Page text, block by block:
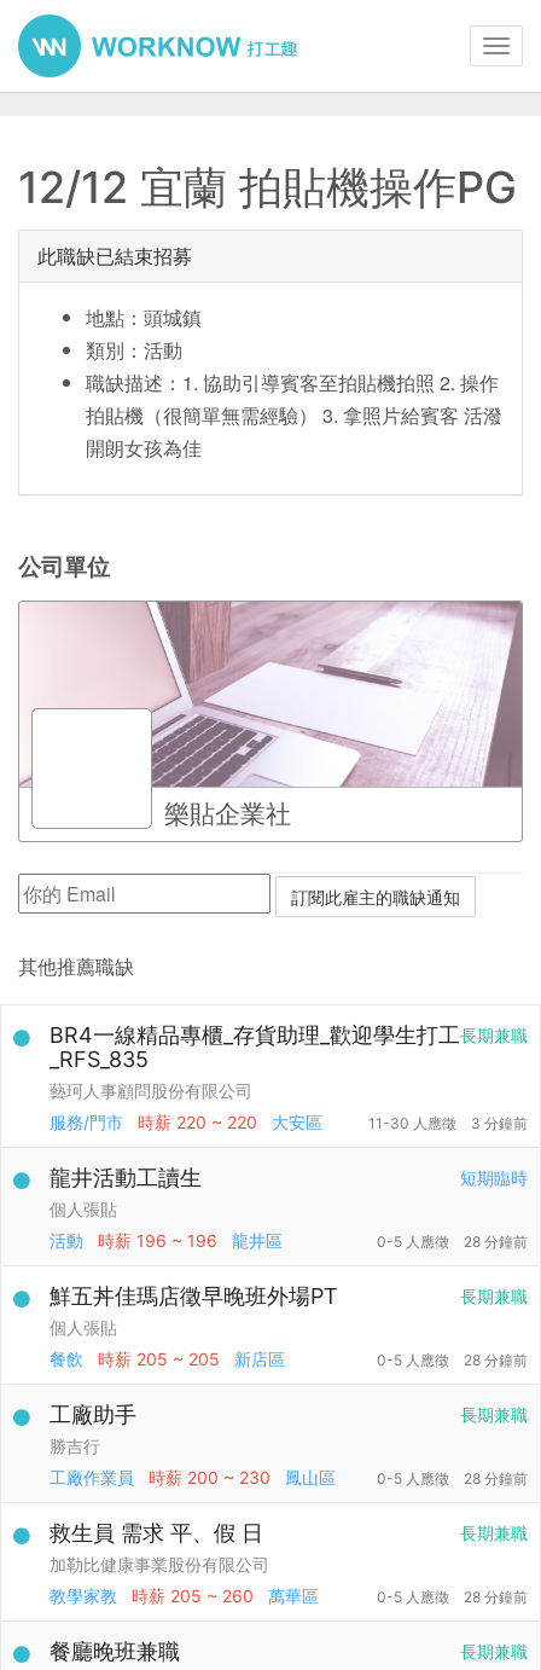
12/12 宜蘭 拍貼機操作PG
此職缺已結束招募
地點：頭城鎮
類別：活動
職缺描述：1. 協助引導賓客至拍貼機拍照 2. 操作
拍貼機（很簡單無需經驗） 3. 拿照片給賓客 活潑
開朗女孩為佳
公司單位
樂貼企業社
其他推薦職缺
長期兼職
BR4一線精品專櫃_存貨助理_歡迎學生打工
_RFS_835
藝珂人事顧問股份有限公司
服務/門市
時薪 220 ~ 220 大安區 11-30 人應徵 3 分鐘前
短期臨時
龍井活動工讀生
個人張貼
活動
時薪 196 ~ 196 龍井區 0-5 人應徵 28 分鐘前
長期兼職
鮮五丼佳瑪店徵早晚班外場PT
個人張貼
餐飲
時薪 205 ~ 205 新店區 0-5 人應徵 28 分鐘前
長期兼職
工廠助手
勝吉行
工廠作業員
時薪 200 ~ 230 鳳山區 0-5 人應徵 28 分鐘前
長期兼職
救生員 需求 平、假 日
加勒比健康事業股份有限公司
教學家教
時薪 205 ~ 260 萬華區 0-5 人應徵 28 分鐘前
長期兼職
餐廳晚班兼職